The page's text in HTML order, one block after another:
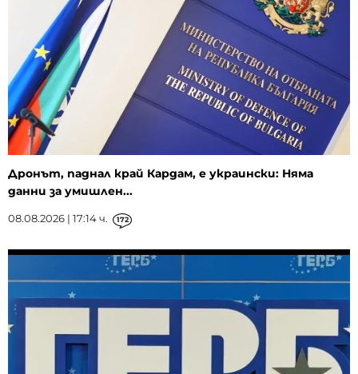
Дронът, паднал край Кардам, е украински: Няма
данни за умишлен...
08.08.2026 | 17:14 ч. 172